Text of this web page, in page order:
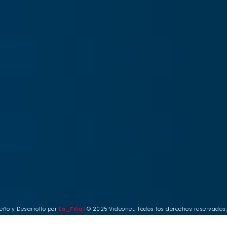
y Desarrollo por La_Filial © 2025 Videonet. Todos los derechos reservados.